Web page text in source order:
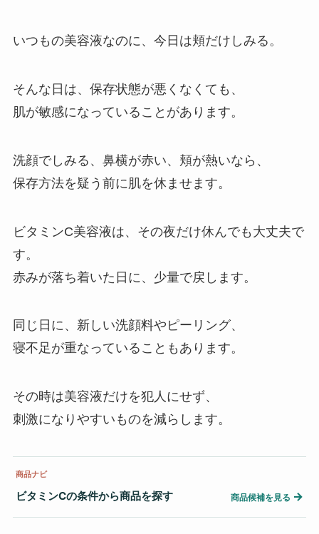
いつもの美容液なのに、今日は頬だけしみる。
そんな日は、保存状態が悪くなくても、
肌が敏感になっていることがあります。
洗顔でしみる、鼻横が赤い、頬が熱いなら、
保存方法を疑う前に肌を休ませます。
ビタミンC美容液は、その夜だけ休んでも大丈夫で
す。
赤みが落ち着いた日に、少量で戻します。
同じ日に、新しい洗顔料やピーリング、
寝不足が重なっていることもあります。
その時は美容液だけを犯人にせず、
刺激になりやすいものを減らします。
商品ナビ
ビタミンCの条件から商品を探す 商品候補を見る →